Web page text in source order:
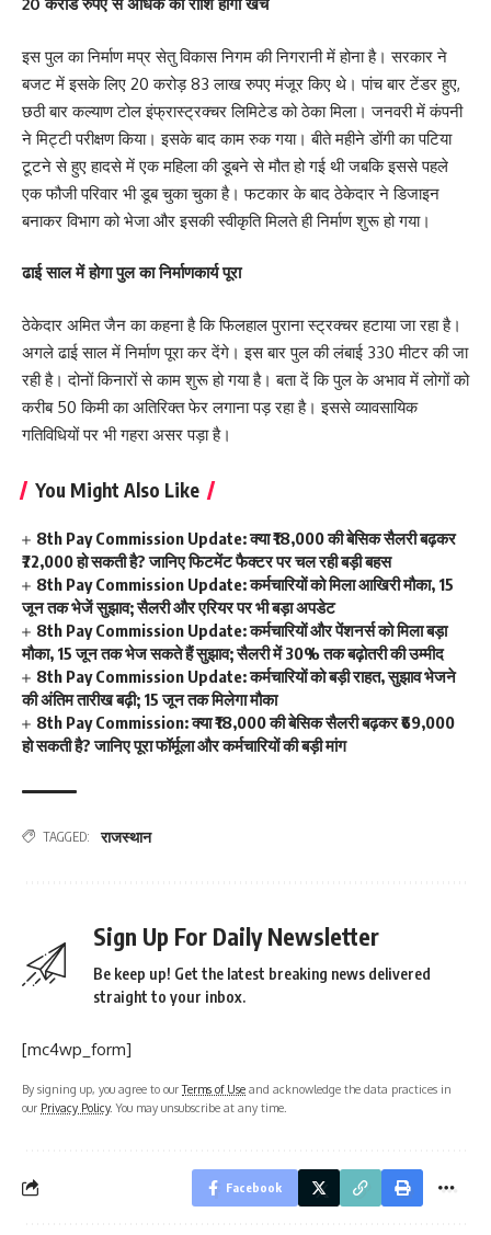
इस पुल का निर्माण मप्र सेतु विकास निगम की निगरानी में होना है। सरकार ने
बजट में इसके लिए 20 करोड़ 83 लाख रुपए मंजूर किए थे। पांच बार टेंडर हुए,
छठी बार कल्याण टोल इंफ्रास्ट्रक्चर लिमिटेड को ठेका मिला। जनवरी में कंपनी
ने मिट्टी परीक्षण किया। इसके बाद काम रुक गया। बीते महीने डोंगी का पटिया
टूटने से हुए हादसे में एक महिला की डूबने से मौत हो गई थी जबकि इससे पहले
एक फौजी परिवार भी डूब चुका चुका है। फटकार के बाद ठेकेदार ने डिजाइन
बनाकर विभाग को भेजा और इसकी स्वीकृति मिलते ही निर्माण शुरू हो गया।
ढाई साल में होगा पुल का निर्माणकार्य पूरा
ठेकेदार अमित जैन का कहना है कि फिलहाल पुराना स्ट्रक्चर हटाया जा रहा है।
अगले ढाई साल में निर्माण पूरा कर देंगे। इस बार पुल की लंबाई 330 मीटर की जा
रही है। दोनों किनारों से काम शुरू हो गया है। बता दें कि पुल के अभाव में लोगों को
करीब 50 किमी का अतिरिक्त फेर लगाना पड़ रहा है। इससे व्यावसायिक
गतिविधियों पर भी गहरा असर पड़ा है।
You Might Also Like
8th Pay Commission Update: क्या ₹18,000 की बेसिक सैलरी बढ़कर
₹72,000 हो सकती है? जानिए फिटमेंट फैक्टर पर चल रही बड़ी बहस
8th Pay Commission Update: कर्मचारियों को मिला आखिरी मौका, 15
जून तक भेजें सुझाव; सैलरी और एरियर पर भी बड़ा अपडेट
8th Pay Commission Update: कर्मचारियों और पेंशनर्स को मिला बड़ा
मौका, 15 जून तक भेज सकते हैं सुझाव; सैलरी में 30% तक बढ़ोतरी की उम्मीद
8th Pay Commission Update: कर्मचारियों को बड़ी राहत, सुझाव भेजने
की अंतिम तारीख बढ़ी; 15 जून तक मिलेगा मौका
8th Pay Commission: क्या ₹18,000 की बेसिक सैलरी बढ़कर ₹69,000
हो सकती है? जानिए पूरा फॉर्मूला और कर्मचारियों की बड़ी मांग
TAGGED: राजस्थान
Sign Up For Daily Newsletter
Be keep up! Get the latest breaking news delivered
straight to your inbox.
[mc4wp_form]
By signing up, you agree to ourTerms of Use and acknowledge the data practices in
our Privacy Policy. You may unsubscribe at any time.
Facebook